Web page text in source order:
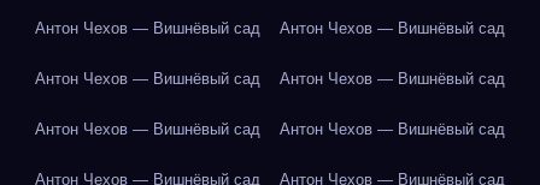
Антон Чехов — Вишнёвый сад Антон Чехов — Вишнёвый сад
Антон Чехов — Вишнёвый сад Антон Чехов — Вишнёвый сад
Антон Чехов — Вишнёвый сад Антон Чехов — Вишнёвый сад
Антон Чехов — Вишнёвый сад Антон Чехов — Вишнёвый сад